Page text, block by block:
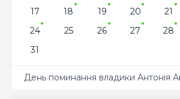
17
18 19 20 21
24
25 26 27 28
31
День поминання владики Антонія